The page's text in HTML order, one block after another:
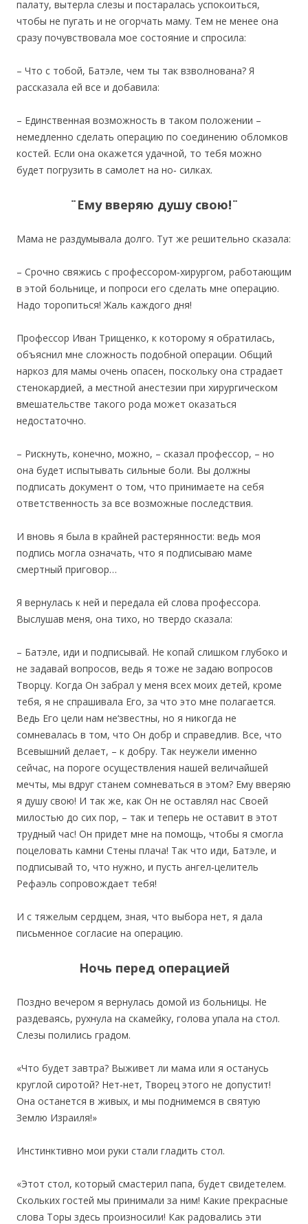
палату, вытерла слезы и постаралась успокоиться,
чтобы не пугать и не огорчать маму. Тем не менее она
сразу почувствовала мое состояние и спросила:
– Что с тобой, Батэле, чем ты так взволнована? Я
рассказала ей все и добавила:
– Единственная возможность в таком положении –
немедленно сделать операцию по соединению обломков
костей. Если она окажется удачной, то тебя можно
будет погрузить в самолет на но‐ силках.
¨Ему вверяю душу свою!¨
Мама не раздумывала долго. Тут же решительно сказала:
– Срочно свяжись с профессором‐хирургом, работающим
в этой больнице, и попроси его сделать мне операцию.
Надо торопиться! Жаль каждого дня!
Профессор Иван Трищенко, к которому я обратилась,
объяснил мне сложность подобной операции. Общий
наркоз для мамы очень опасен, поскольку она страдает
стенокардией, а местной анестезии при хирургическом
вмешательстве такого рода может оказаться
недостаточно.
– Рискнуть, конечно, можно, – сказал профессор, – но
она будет испытывать сильные боли. Вы должны
подписать документ о том, что принимаете на себя
ответственность за все возможные последствия.
И вновь я была в крайней растерянности: ведь моя
подпись могла означать, что я подписываю маме
смертный приговор…
Я вернулась к ней и передала ей слова профессора.
Выслушав меня, она тихо, но твердо сказала:
– Батэле, иди и подписывай. Не копай слишком глубоко и
не задавай вопросов, ведь я тоже не задаю вопросов
Творцу. Когда Он забрал у меня всех моих детей, кроме
тебя, я не спрашивала Его, за что это мне полагается.
Ведь Его цели нам не‘звестны, но я никогда не
сомневалась в том, что Он добр и справедлив. Все, что
Всевышний делает, – к добру. Так неужели именно
сейчас, на пороге осуществления нашей величайшей
мечты, мы вдруг станем сомневаться в этом? Ему вверяю
я душу свою! И так же, как Он не оставлял нас Своей
милостью до сих пор, – так и теперь не оставит в этот
трудный час! Он придет мне на помощь, чтобы я смогла
поцеловать камни Стены плача! Так что иди, Батэле, и
подписывай то, что нужно, и пусть ангел‐целитель
Рефаэль сопровождает тебя!
И с тяжелым сердцем, зная, что выбора нет, я дала
письменное согласие на операцию.
Ночь перед операцией
Поздно вечером я вернулась домой из больницы. Не
раздеваясь, рухнула на скамейку, голова упала на стол.
Слезы полились градом.
«Что будет завтра? Выживет ли мама или я останусь
круглой сиротой? Нет‐нет, Творец этого не допустит!
Она останется в живых, и мы поднимемся в святую
Землю Израиля!»
Инстинктивно мои руки стали гладить стол.
«Этот стол, который смастерил папа, будет свидетелем.
Скольких гостей мы принимали за ним! Какие прекрасные
слова Торы здесь произносили! Как радовались эти